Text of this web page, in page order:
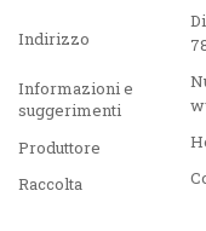
Indirizzo
Informazioni e
suggerimenti
Produttore
Raccolta